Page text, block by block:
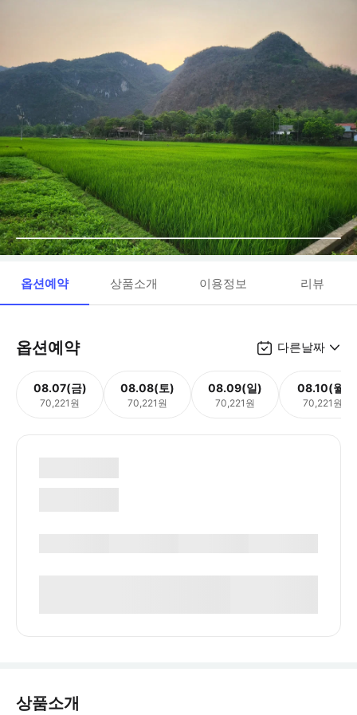
옵션예약 상품소개 이용정보 리뷰
옵션예약 다른날짜
08.07(금)
70,221원
08.08(토)
70,221원
08.09(일)
70,221원
08.10(월)
70,221원
상품소개